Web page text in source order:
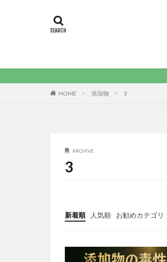
HOME 添加物 3
ARCHIVE
3
新着順 人気順
お勧めカテゴリ
食品添加物